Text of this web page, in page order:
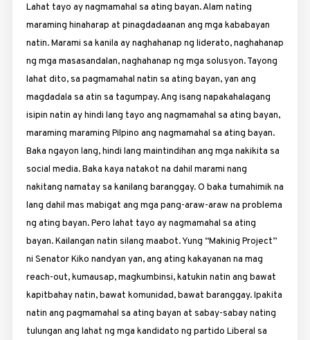
Lahat tayo ay nagmamahal sa ating bayan. Alam nating
maraming hinaharap at pinagdadaanan ang mga kababayan
natin. Marami sa kanila ay naghahanap ng liderato, naghahanap
ng mga masasandalan, naghahanap ng mga solusyon. Tayong
lahat dito, sa pagmamahal natin sa ating bayan, yan ang
magdadala sa atin sa tagumpay. Ang isang napakahalagang
isipin natin ay hindi lang tayo ang nagmamahal sa ating bayan,
maraming maraming Pilpino ang nagmamahal sa ating bayan.
Baka ngayon lang, hindi lang maintindihan ang mga nakikita sa
social media. Baka kaya natakot na dahil marami nang
nakitang namatay sa kanilang baranggay. O baka tumahimik na
lang dahil mas mabigat ang mga pang-araw-araw na problema
ng ating bayan. Pero lahat tayo ay nagmamahal sa ating
bayan. Kailangan natin silang maabot. Yung “Makinig Project”
ni Senator Kiko nandyan yan, ang ating kakayanan na mag
reach-out, kumausap, magkumbinsi, katukin natin ang bawat
kapitbahay natin, bawat komunidad, bawat baranggay. Ipakita
natin ang pagmamahal sa ating bayan at sabay-sabay nating
tulungan ang lahat ng mga kandidato ng partido Liberal sa